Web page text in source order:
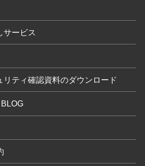
サービス
リティ確認資料のダウンロード